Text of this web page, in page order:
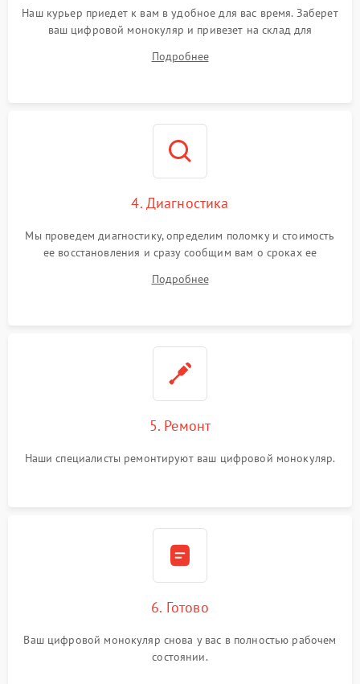
Наш курьер приедет к вам в удобное для вас время. Заберет
ваш цифровой монокуляр и привезет на склад для
Подробнее
4. Диагностика
Мы проведем диагностику, определим поломку и стоимость
ее восстановления и сразу сообщим вам о сроках ее
Подробнее
5. Ремонт
Наши специалисты ремонтируют ваш цифровой монокуляр.
6. Готово
Ваш цифровой монокуляр снова у вас в полностью рабочем
состоянии.